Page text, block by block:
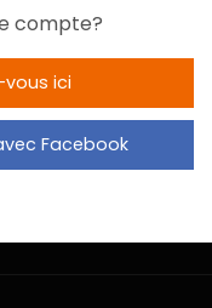
compte?
vous ici
Facebook